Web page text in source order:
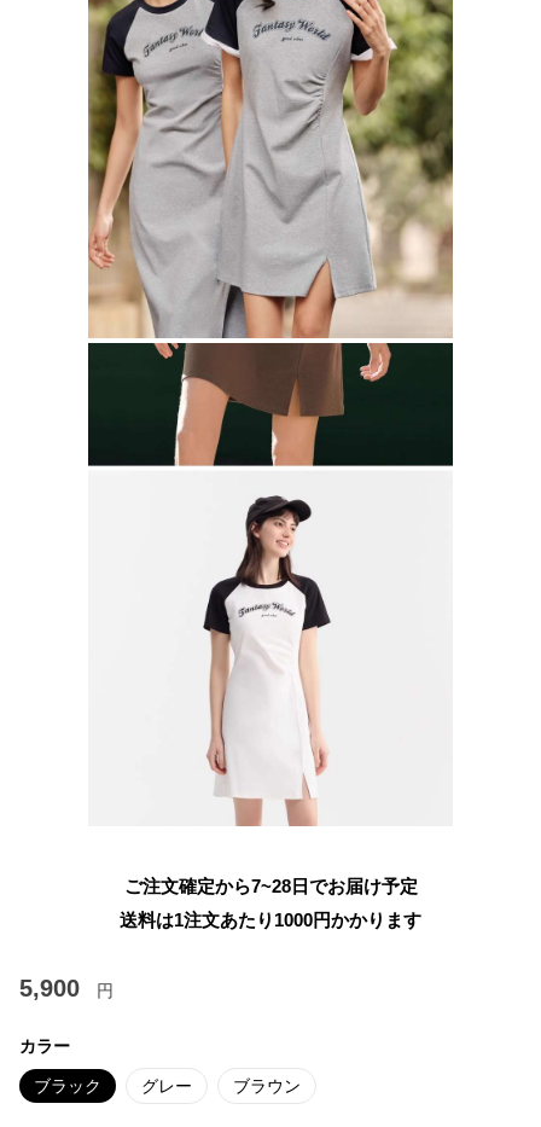
ご注文確定から7~28日でお届け予定
送料は1注文あたり 1000円かかります
5,900 円
カラー
ブラック グレー ブラウン